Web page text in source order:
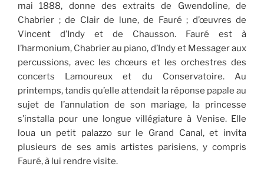
mai 1888, donne des extraits de Gwendoline, de
Chabrier ; de Clair de lune, de Fauré ; d’œuvres de
Vincent d’Indy et de Chausson. Fauré est à
l’harmonium, Chabrier au piano, d’Indy et Messager aux
percussions, avec les chœurs et les orchestres des
concerts Lamoureux et du Conservatoire. Au
printemps, tandis qu’elle attendait la réponse papale au
sujet de l’annulation de son mariage, la princesse
s’installa pour une longue villégiature à Venise. Elle
loua un petit palazzo sur le Grand Canal, et invita
plusieurs de ses amis artistes parisiens, y compris
Fauré, à lui rendre visite.